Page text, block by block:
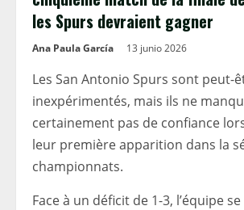
les Spurs devraient gagner
Ana Paula García 13 junio 2026
Les San Antonio Spurs sont peut-
inexpérimentés, mais ils ne
certainement pas de confiance
leur première apparition dans la
championnats.
Face à un déficit de 1-3, l’équipe